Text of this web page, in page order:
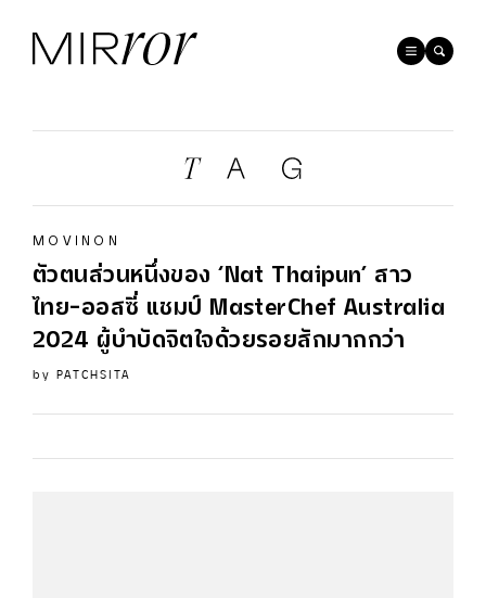
MOVINON
ตัวตนส่วนหนึ่งของ ‘Nat Thaipun’ สาว
ไทย-ออสซี่ แชมป์
MasterChef Australia
2024 ผู้บำบัดจิตใจด้วยรอยสักมากกว่า
by PATCHSITA